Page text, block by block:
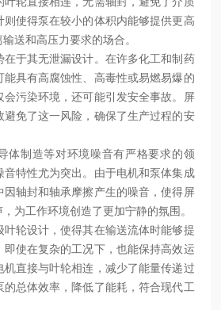
使得泵在较小的体积内能够提供更高
送和高压力要求的场合。
于其无泄漏设计。在许多化工和制药
具有高腐蚀性、高毒性或易燃易爆的
污染环境，还可能引发安全事故。屏
免了这一风险，确保了生产过程的安
制造等对环境噪音有严格要求的领
特性尤为突出。由于电机和泵体集成
轴封和轴承摩擦产生的噪音，使得屏
为工作环境创造了更加宁静的氛围。
轮设计，使得其在输送流体时能够提
使在复杂的工况下，也能保持高效运
直接与叶轮相连，减少了能量传递过
总体效率，降低了能耗，符合现代工